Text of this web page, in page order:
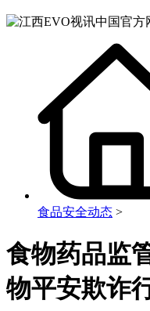
食品安全动态 >
食物药品监
物平安欺诈